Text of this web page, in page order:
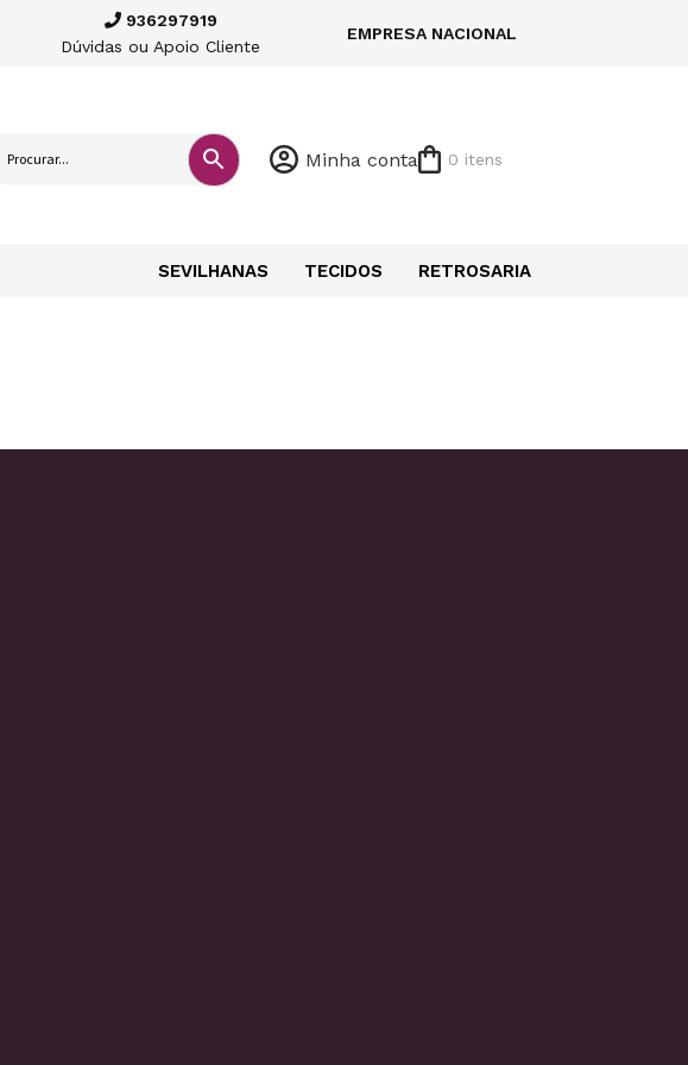
936297919
Dúvidas ou Apoio Cliente
EMPRESA NACIONAL
Minha conta 0 itens
SEVILHANAS TECIDOS RETROSARIA